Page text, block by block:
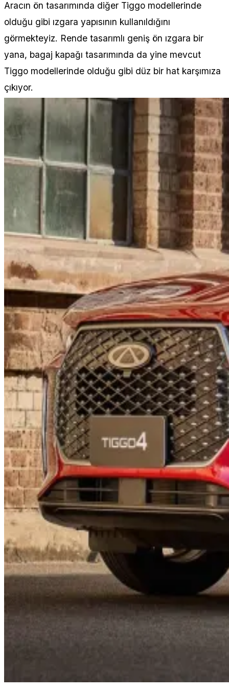
Aracın ön tasarımında diğer Tiggo modellerinde
olduğu gibi ızgara yapısının kullanıldığını
görmekteyiz. Rende tasarımlı geniş ön ızgara bir
yana, bagaj kapağı tasarımında da yine mevcut
Tiggo modellerinde olduğu gibi düz bir hat karşımıza
çıkıyor.